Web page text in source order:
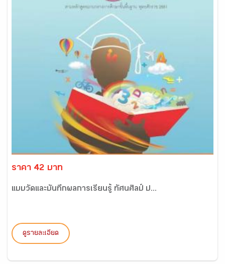
ราคา 42 บาท
แบบวัดและบันทึกผลการเรียนรู้ ทัศนศิลป์ ป...
ดูรายละเอียด